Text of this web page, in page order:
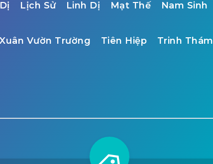
Lịch Sử Linh Dị Mạt Thế Nam Sinh
Vườn Trường Tiên Hiệp Trinh Thám